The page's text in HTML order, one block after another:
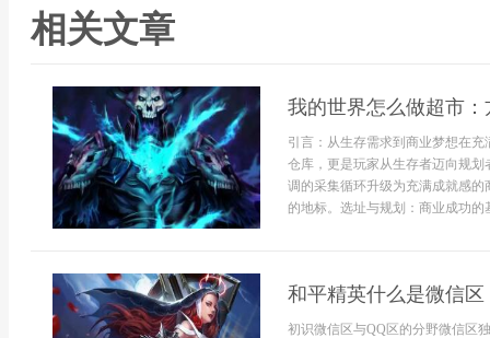
相关文章
我的世界怎么做超市
引言：从生存需求到商业梦想在
仓库，更是玩家从生存者迈向规
调的采集循环升级为充满成就感
的地标。选址与规划：商业成功的
和平精英什么是微信
初识微信区与QQ区的分野微信区